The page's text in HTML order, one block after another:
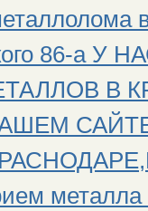
86-а
В
металла